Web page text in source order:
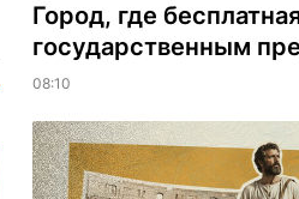
Город, где
государственным
08:10